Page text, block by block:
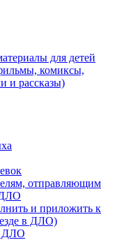
для детей
комиксы,
и рассказы)
отправляющим
ДЛО
и приложить к
в ДЛО)
ДЛО